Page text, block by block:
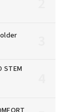
STEM